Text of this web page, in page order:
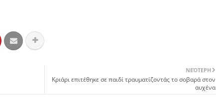
ΝΕΌΤΕΡΗ
Κριάρι επιτέθηκε σε παιδί τραυματίζοντάς το σοβαρά στον
αυχένα